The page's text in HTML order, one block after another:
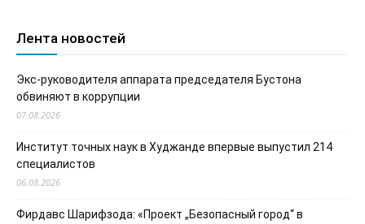
Лента новостей
Экс-руководителя аппарата председателя Бустона
обвиняют в коррупции
07.08.2026
Институт точных наук в Худжанде впервые выпустил 214
специалистов
06.08.2026
Фирдавс Шарифзода: «Проект „Безопасный город“ в